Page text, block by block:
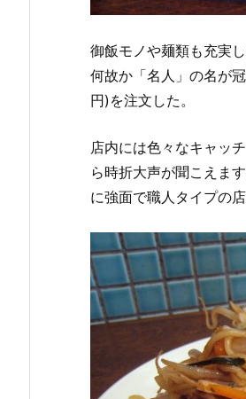
御飯モノや麺類も充実
何故か「名人」の名が
円)を注文した。
店内には色々なキャッ
ら時折大声が聞こえま
に強面で職人タイプの